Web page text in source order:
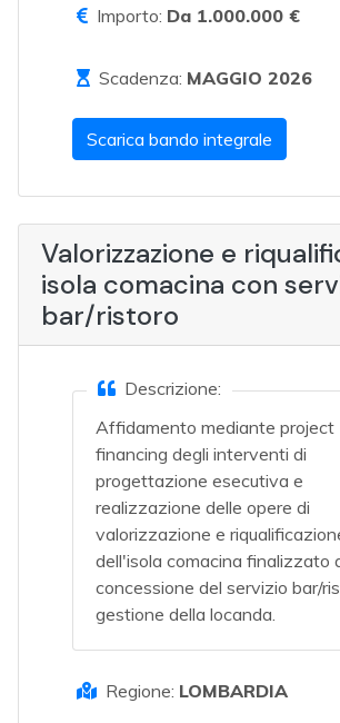
Importo: Da 1.000.000 €
Scadenza: MAGGIO 2026
Scarica bando integrale
Valorizzazione e
isola comacina con
bar/ristoro
Descrizione:
Affidamento mediante project
financing degli interventi di
progettazione esecutiva e
realizzazione delle opere di
valorizzazione e
dell'isola comacina finalizzato
concessione del servizio bar/
gestione della locanda.
Regione: LOMBARDIA